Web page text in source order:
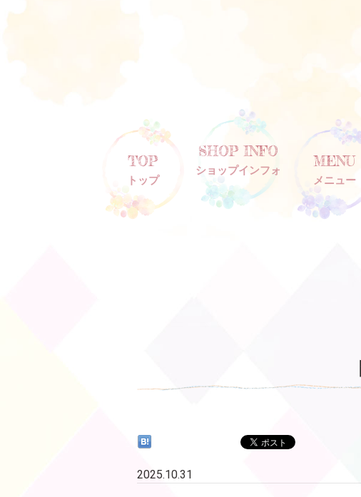
TOP
トップ
SHOP INFO
ショップインフォ
MENU
メニュー
2025.10.31